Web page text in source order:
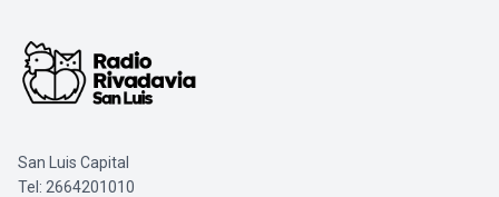
San Luis Capital
Tel: 2664201010